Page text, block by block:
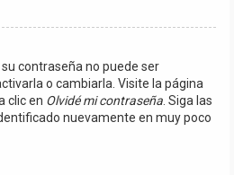
su contraseña no puede ser
o cambiarla. Visite la página
clic en Olvidé mi contraseña . Siga las
nuevamente en muy poco